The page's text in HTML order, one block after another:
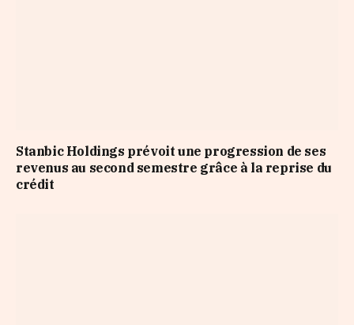
Stanbic Holdings prévoit une progression de ses
revenus au second semestre grâce à la reprise du
crédit